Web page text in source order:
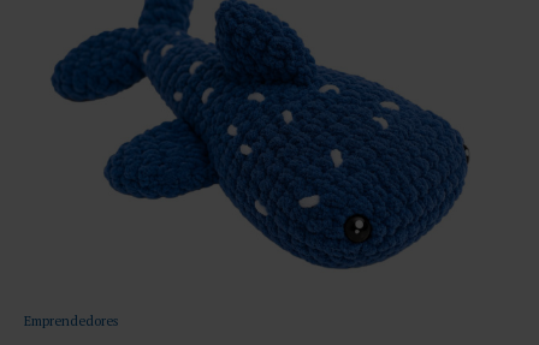
Emprendedores